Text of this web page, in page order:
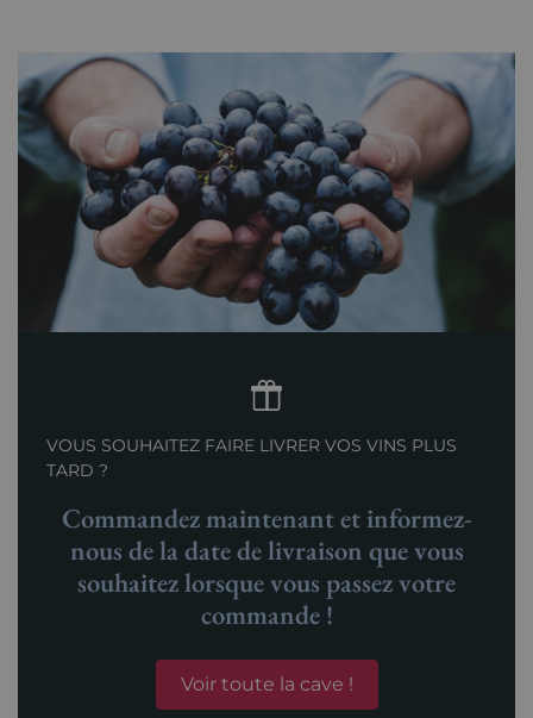
VOUS SOUHAITEZ FAIRE LIVRER VOS VINS PLUS
TARD ?
Commandez maintenant et informez-
nous de la date de livraison que vous
souhaitez lorsque vous passez votre
commande !
Voir toute la cave !